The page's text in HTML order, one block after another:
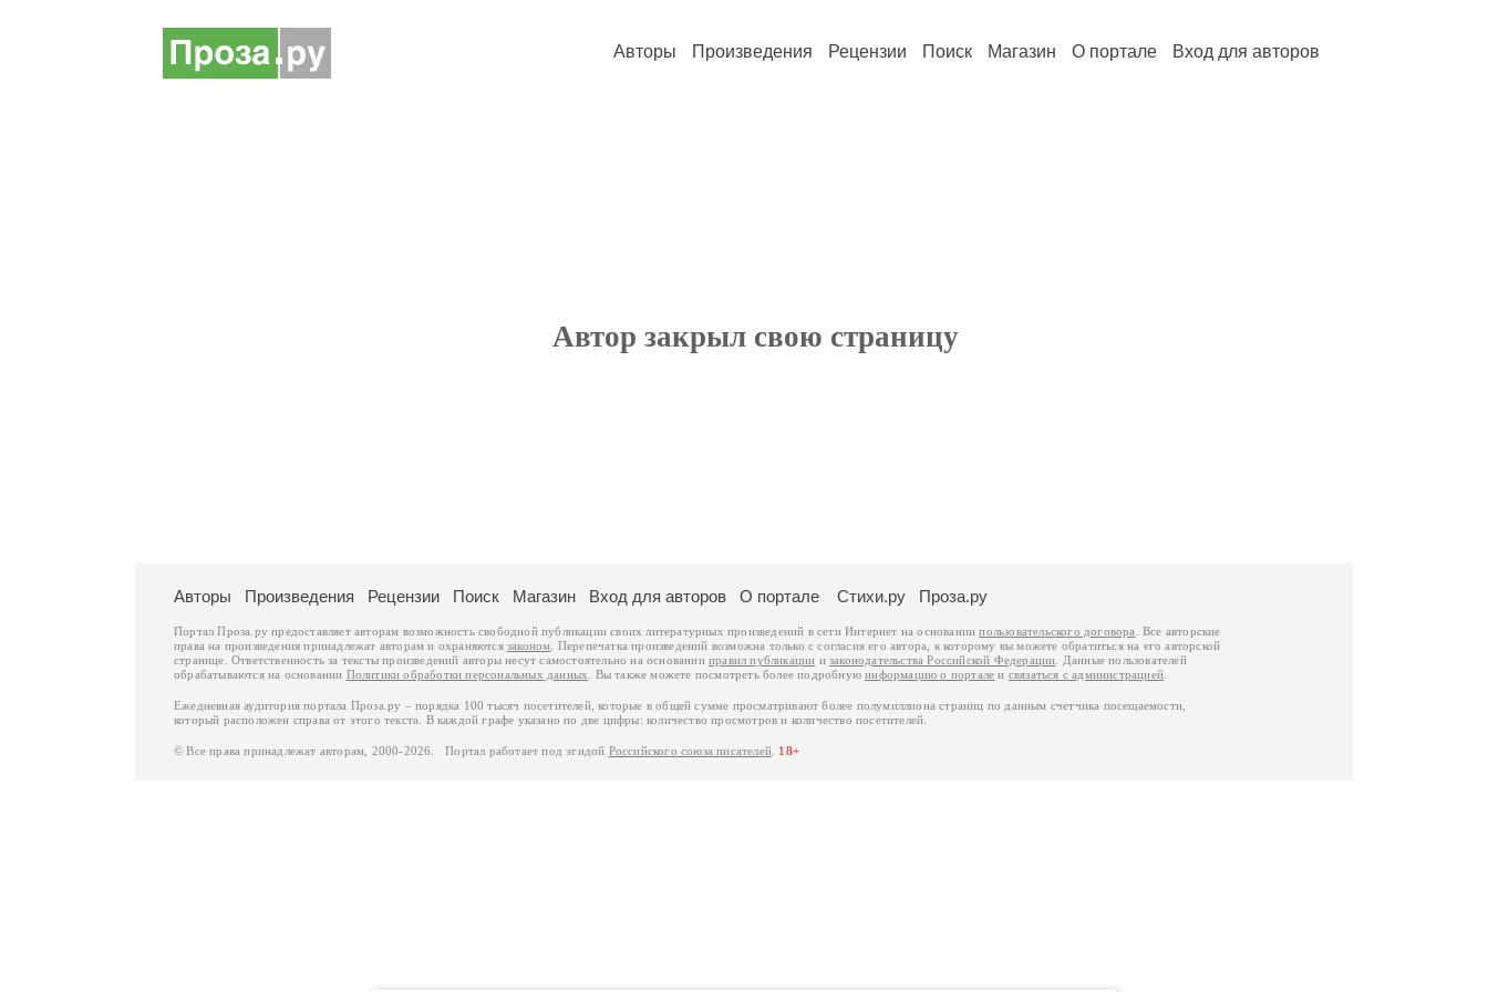
Авторы Произведения Рецензии Поиск Магазин О портале Вход для авторов
Автор закрыл свою страницу
Авторы Произведения Рецензии Поиск Магазин Вход для авторов О портале Стихи.ру Проза.ру
Портал Проза.ру предоставляет авторам возможность свободной публикации своих литературных произведений в сети Интернет на основаниипользовательского договора
. Все авторские
права на произведения принадлежат авторам и охраняются законом . Перепечатка произведений возможна только с согласия его автора, к которому вы можете обратиться на его авторской
странице. Ответственность за тексты произведений авторы несут самостоятельно на основанииправил публикации изаконодательства Российской Федерации . Данные пользователей
обрабатываются на основании Политики обработки персональных данных . Вы также можете посмотреть более подробнуюинформацию о портале и связаться с администрацией
Ежедневная аудитория портала Проза.ру – порядка 100 тысяч посетителей, которые в общей сумме просматривают более полумиллиона страниц по данным счетчика посещаемости,
который расположен справа от этого текста. В каждой графе указано по две цифры: количество просмотров и количество посетителей.
© Все права принадлежат авторам, 2000-2026. Портал работает под эгидой Российского союза писателей 18+